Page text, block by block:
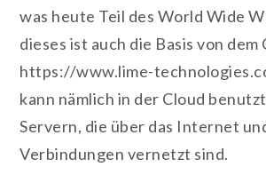
was heute Teil des World Wide
dieses ist auch die Basis von dem
https://www.lime-
kann nämlich in der Cloud
Servern, die über das Internet
Verbindungen vernetzt sind.